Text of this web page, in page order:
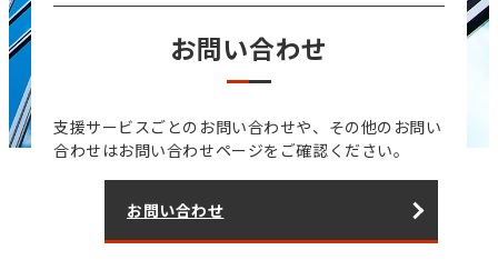
お問い合わせ
支援サービスごとのお問い合わせや、その他のお問い
合わせはお問い合わせページをご確認ください。
お問い合わせ